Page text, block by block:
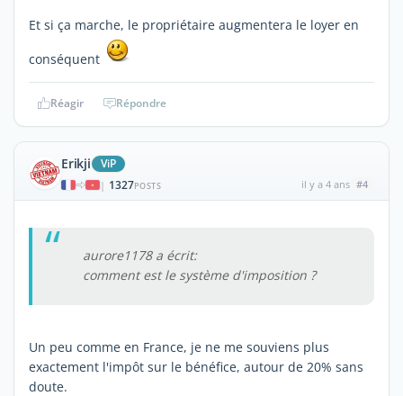
Et si ça marche, le propriétaire augmentera le loyer en
conséquent
Réagir Répondre
Erikji ViP
| 1327POSTS il y a 4 ans #4
aurore1178 a écrit:
comment est le système d'imposition ?
Un peu comme en France, je ne me souviens plus
exactement l'impôt sur le bénéfice, autour de 20% sans
doute.